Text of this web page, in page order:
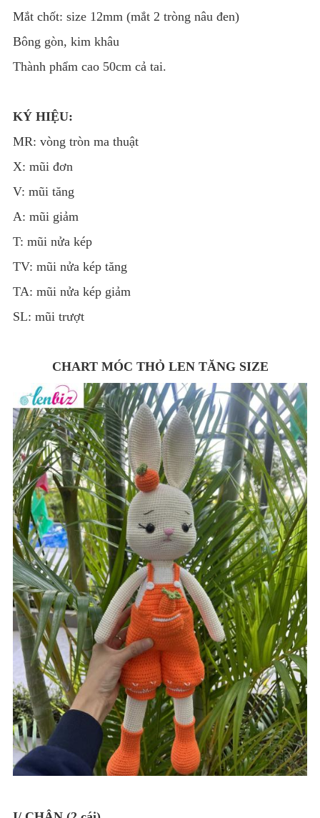
Mắt chốt: size 12mm (mắt 2 tròng nâu đen)
Bông gòn, kim khâu
Thành phẩm cao 50cm cả tai.
KÝ HIỆU:
MR: vòng tròn ma thuật
X: mũi đơn
V: mũi tăng
A: mũi giảm
T: mũi nửa kép
TV: mũi nửa kép tăng
TA: mũi nửa kép giảm
SL: mũi trượt
CHART MÓC THỎ LEN TĂNG SIZE